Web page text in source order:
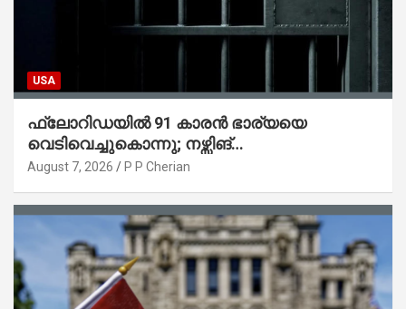
USA
ഫ്ലോറിഡയിൽ 91 കാരൻ ഭാര്യയെ
വെടിവെച്ചുകൊന്നു; നഴ്സിങ്
ഹോമിലാക്കില്ലെന്ന് നൽകിയ വാഗ്ദാനം
August 7, 2026 P P Cherian